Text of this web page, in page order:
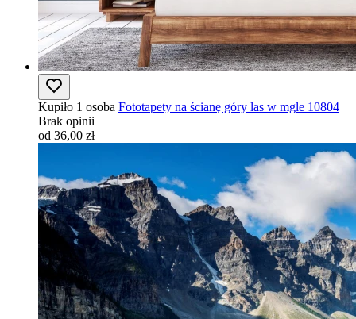
Kupiło 1 osoba Fototapety na ścianę góry las w mgle 10804
Brak opinii
od 36,00 zł